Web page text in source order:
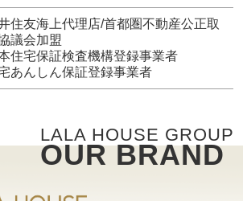
住友海上代理店/首都圏不動産公正取
議会加盟
住宅保証検査機構登録事業者
あんしん保証登録事業者
LALA HOUSE GROUP
OUR BRAND